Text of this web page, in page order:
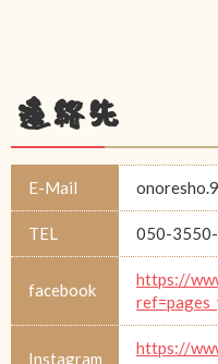
連絡先
E-Mail
TEL 050-
facebook
https://
Instagram
https://